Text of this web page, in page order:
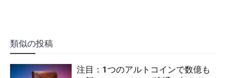
類似の投稿
注目：1つのアルトコインで数億も